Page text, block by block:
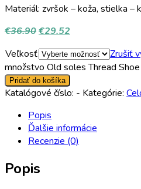
Materiál: zvršok – koža, stielka –
€36.90€29.52
Veľkosť
Zrušiť
množstvo Old soles Thread
Pridať do košíka
Katalógové číslo: - Kategórie:
Popis
Ďalšie informácie
Recenzie (0)
Popis